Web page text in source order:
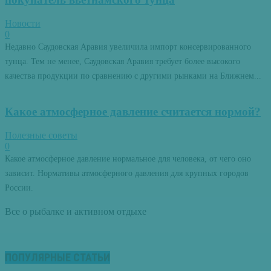
Новости
0
Недавно Саудовская Аравия увеличила импорт консервированного
тунца. Тем не менее, Саудовская Аравия требует более высокого
качества продукции по сравнению с другими рынками на Ближнем...
Какое атмосферное давление считается нормой?
Полезные советы
0
Какое атмосферное давление нормальное для человека, от чего оно
зависит. Нормативы атмосферного давления для крупных городов
России.
Все о рыбалке и активном отдыхе
ПОПУЛЯРНЫЕ СТАТЬИ